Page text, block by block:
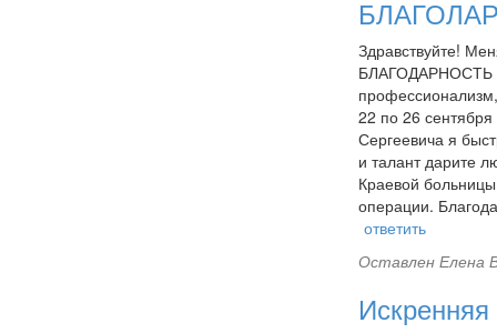
Здравствуйте!
БЛАГОДАРНОСТЬ
22 по 26
Сергеевича я
и талант дарите
Краевой
операции.
ответить
Оставлен Елена
Искренняя